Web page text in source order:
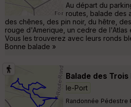
Au départ du
routes, balade des
des chênes, des pin noir, du hêtre,
rouge d'Amerique, un cedre de l'Atlas
Vous les trouverez avec leurs ronds
Bonne balade »
Balade des Trois
le-Port
Randonnée Pédestre